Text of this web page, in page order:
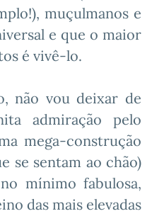
muçulmanos e
e que o maior
é vivê-lo.
não vou deixar de
admiração pelo
mega-construção
se sentam ao chão)
mínimo fabulosa,
das mais elevadas